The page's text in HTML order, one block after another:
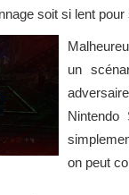
soit si lent pour
un
on peut